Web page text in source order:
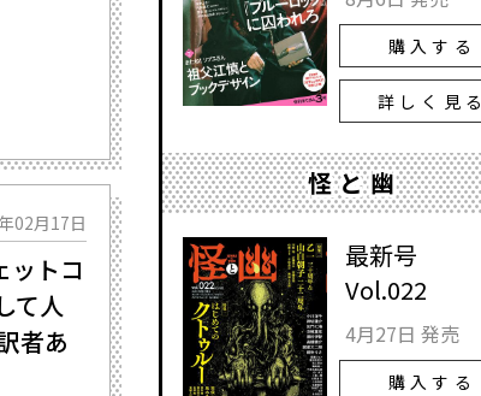
02月17日
ットコ
て人
者あ
購入する
詳しく見る
怪と幽
最新号
Vol.022
4月27日 発売
購入する